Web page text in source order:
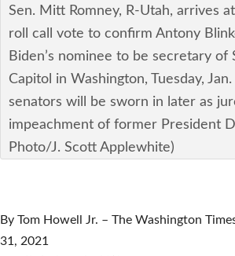
サイバーセキュリティ―
航空宇宙・防衛
テクノロジー
社説
Sen. Mitt Romney, R-Utah, arrives
roll call vote to confirm Antony
Biden’s nominee to be secretary of
Capitol in Washington, Tuesday,
senators will be sworn in later as
impeachment of former President
Photo/J. Scott Applewhite)
By Tom Howell Jr. – The Washington
31, 2021